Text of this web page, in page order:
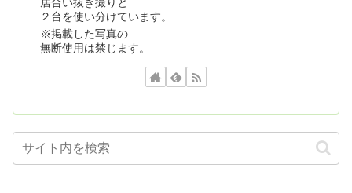
２台を使い分けています。
※掲載した写真の
無断使用は禁じます。